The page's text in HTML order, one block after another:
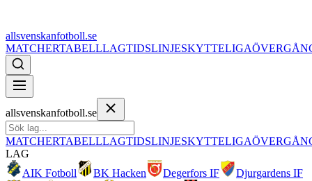
allsvenskanfotboll.se
MATCHERTABELLLAGTIDSLINJESKYTTELIGA
allsvenskanfotboll.se
MATCHERTABELLLAGTIDSLINJESKYTTELIGA
LAG
AIK Fotboll
BK Hacken Degerfors IF
Djurgardens IF